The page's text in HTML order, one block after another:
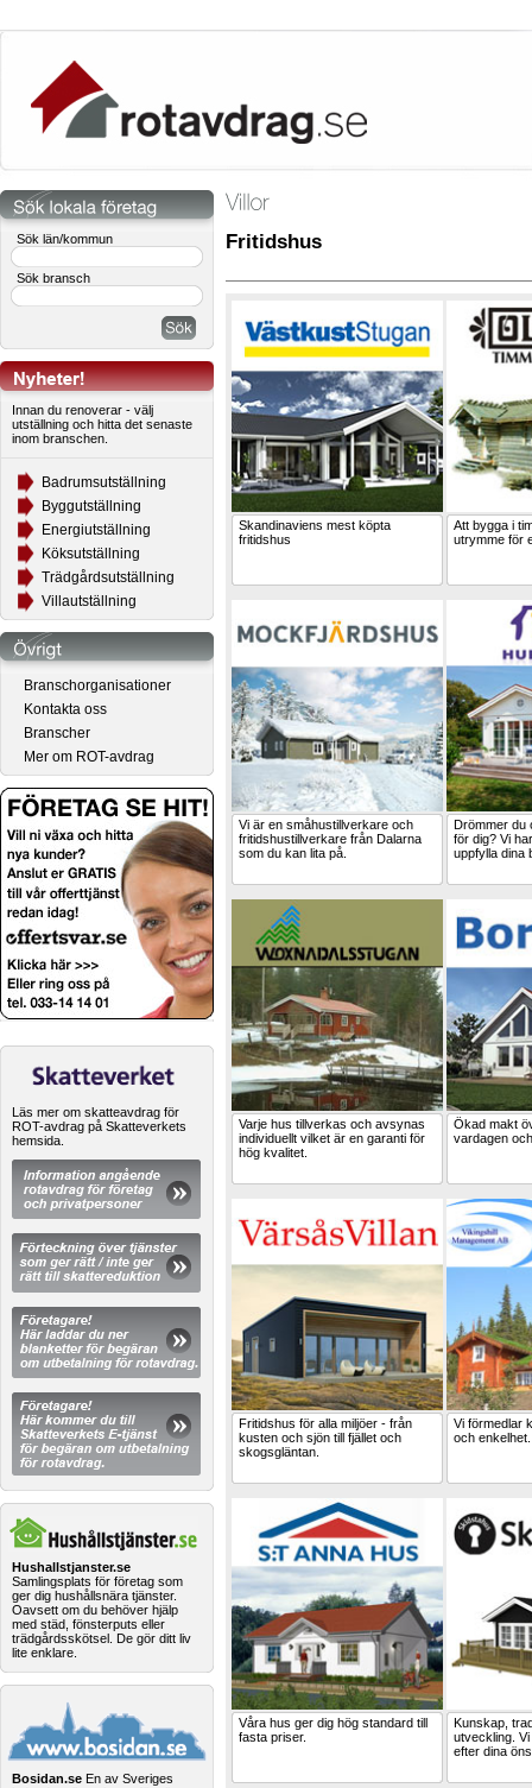
Sök län/kommun
Sök bransch
Innan du renoverar - välj
utställning och hitta det senaste
inom branschen.
Badrumsutställning
Byggutställning
Energiutställning
Köksutställning
Trädgårdsutställning
Villautställning
Branschorganisationer
Kontakta oss
Branscher
Mer om ROT-avdrag
Läs mer om skatteavdrag för
ROT-avdrag på Skatteverkets
hemsida.
Hushallstjanster.se
Samlingsplats för företag som
ger dig hushållsnära tjänster.
Oavsett om du behöver hjälp
med städ, fönsterputs eller
trädgårdsskötsel. De gör ditt liv
lite enklare.
Bosidan.se En av Sveriges
Fritidshus
Skandinaviens mest köpta
fritidshus
Att bygga i
utrymme för
Vi är en småhustillverkare och
fritidshustillverkare från Dalarna
som du kan lita på.
Drömmer du
för dig? Vi
uppfylla dina
Varje hus tillverkas och avsynas
individuellt vilket är en garanti för
hög kvalitet.
Ökad makt
vardagen
Fritidshus för alla miljöer - från
kusten och sjön till fjället och
skogsgläntan.
Vi förmedlar
och enkelhet.
Våra hus ger dig hög standard till
fasta priser.
Kunskap,
utveckling.
efter dina